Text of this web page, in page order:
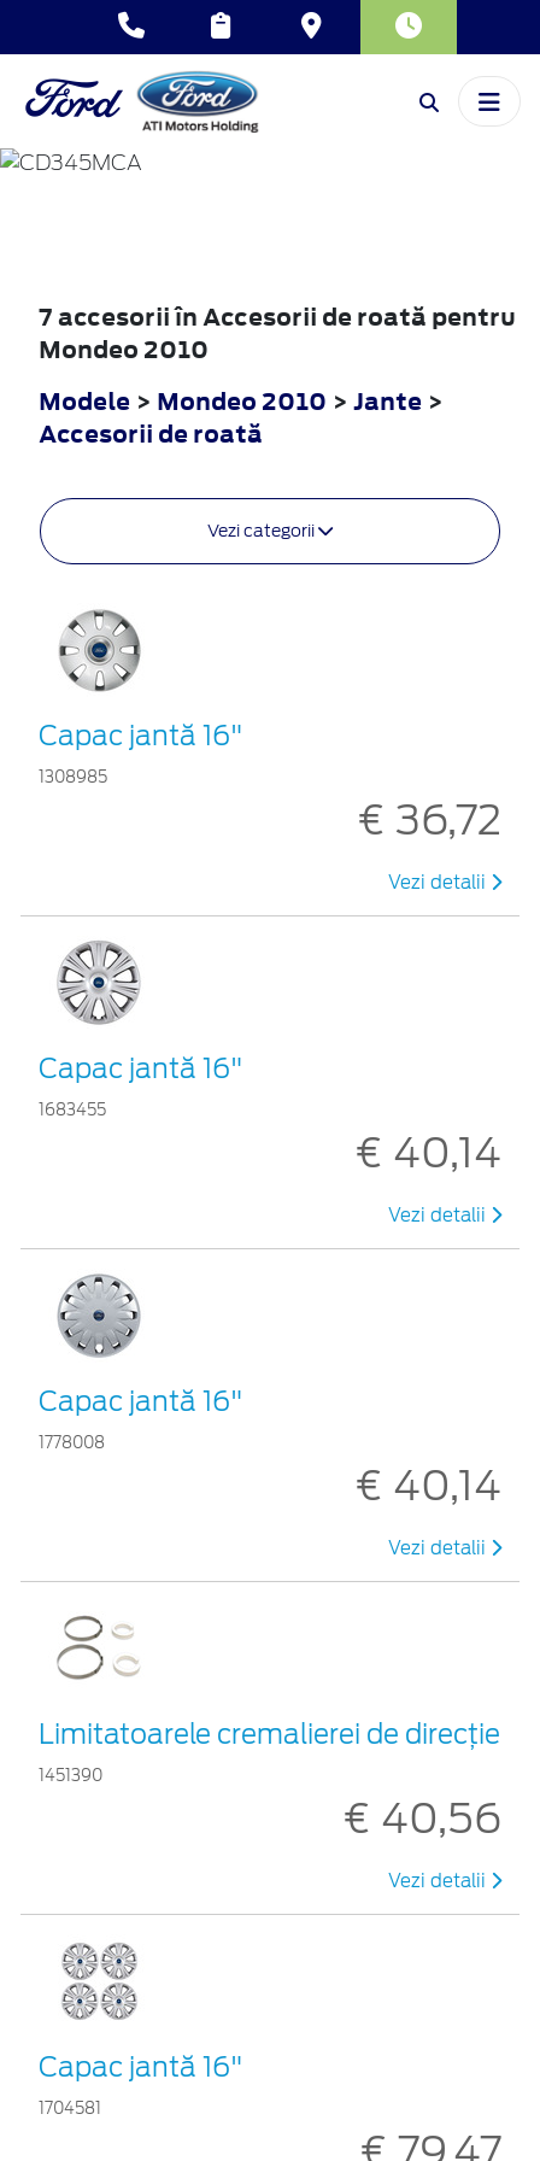
MONDEO
7 accesorii în Accesorii de roată pentru
Mondeo 2010
Modele > Mondeo 2010 > Jante >
Accesorii de roată
Vezi categorii
Capac jantă 16"
1308985
€ 36,72
Vezi detalii
Capac jantă 16"
1683455
€ 40,14
Vezi detalii
Capac jantă 16"
1778008
€ 40,14
Vezi detalii
Limitatoarele cremalierei de direcţie
1451390
€ 40,56
Vezi detalii
Capac jantă 16"
1704581
€ 79,47